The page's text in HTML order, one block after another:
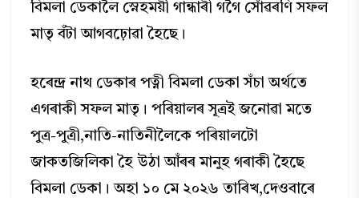
বিমলা ডেকালৈ স্নেহময়ী গান্ধাৰী গগৈ সোঁৱৰণি সফল
মাতৃ বঁটা আগবঢ়োৱা হৈছে।
হৰেন্দ্ৰ নাথ ডেকাৰ পত্নী বিমলা ডেকা সঁচা অৰ্থতে
এগৰাকী সফল মাতৃ। পৰিয়ালৰ সূত্ৰই জনোৱা মতে
পুত্ৰ-পুত্ৰী,নাতি-নাতিনীলৈকে পৰিয়ালটো
জাকতজিলিকা হৈ উঠা আঁৰৰ মানুহ গৰাকী হৈছে
বিমলা ডেকা। অহা ১০ মে ২০২৬ তাৰিখ,দেওবাৰে